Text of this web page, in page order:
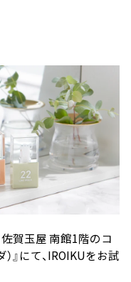
賀玉屋 南館1階のコ
』にて、IROIKUをお試